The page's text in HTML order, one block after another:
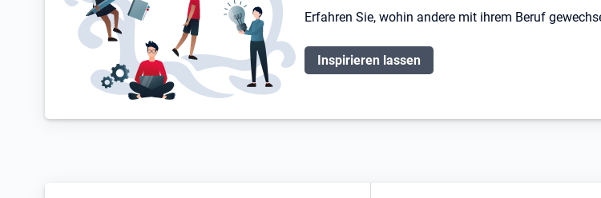
Erfahren Sie, wohin andere mit ihrem Beruf
Inspirieren lassen